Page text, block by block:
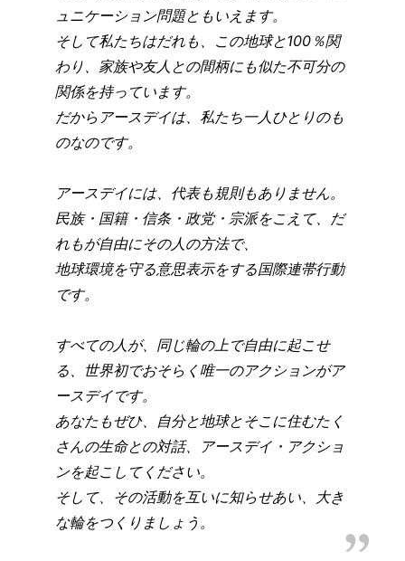
ュニケーション問題ともいえます。
そして私たちはだれも、この地球と100％関
わり、家族や友人との間柄にも似た不可分の
関係を持っています。
だからアースデイは、私たち一人ひとりのも
のなのです。
アースデイには、代表も規則もありません。
民族・国籍・信条・政党・宗派をこえて、だ
れもが自由にその人の方法で、
地球環境を守る意思表示をする国際連帯行動
です。
すべての人が、同じ輪の上で自由に起こせ
る、世界初でおそらく唯一のアクションがア
ースデイです。
あなたもぜひ、自分と地球とそこに住むたく
さんの生命との対話、アースデイ・アクショ
ンを起こしてください。
そして、その活動を互いに知らせあい、大き
な輪をつくりましょう。